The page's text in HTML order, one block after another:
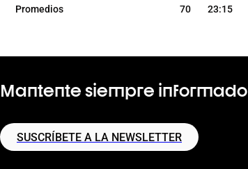
Promedios 70 23:15
Mantente siempre informado
SUSCRÍBETE A LA NEWSLETTER